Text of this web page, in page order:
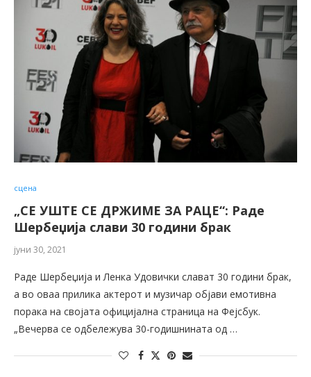
сцена
„СE УШТЕ СЕ ДРЖИМЕ ЗА РАЦЕ“: Раде
Шербеџија слави 30 години брак
јуни 30, 2021
Раде Шербеџија и Ленка Удовички слават 30 години брак,
а во оваа прилика актерот и музичар објави емотивна
порака на својата официјална страница на Фејсбук.
„Вечерва се одбележува 30-годишнината од …